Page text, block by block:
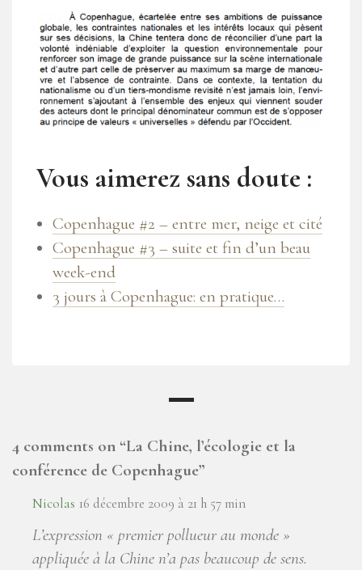
Vous aimerez sans doute :
Copenhague #2 – entre mer, neige et cité
Copenhague #3 – suite et fin d’un beau
week-end
3 jours à Copenhague: en pratique…
4 comments on “La Chine, l’écologie et la
conférence de Copenhague”
Nicolas 16 décembre 2009 à 21 h 57 min
L’expression « premier pollueur au monde »
appliquée à la Chine n’a pas beaucoup de sens.